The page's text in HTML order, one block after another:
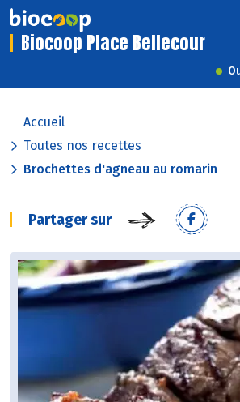
Biocoop Place Bellecour
Accueil
Toutes nos recettes
Brochettes d'agneau au romarin
Partager sur